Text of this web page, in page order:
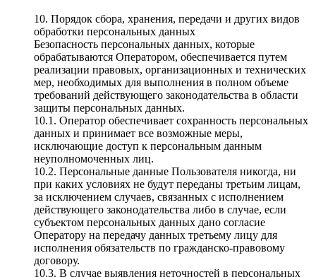
10. Порядок сбора, хранения, передачи и других видов
обработки персональных данных
Безопасность персональных данных, которые
обрабатываются Оператором, обеспечивается путем
реализации правовых, организационных и технических
мер, необходимых для выполнения в полном объеме
требований действующего законодательства в области
защиты персональных данных.
10.1. Оператор обеспечивает сохранность персональных
данных и принимает все возможные меры,
исключающие доступ к персональным данным
неуполномоченных лиц.
10.2. Персональные данные Пользователя никогда, ни
при каких условиях не будут переданы третьим лицам,
за исключением случаев, связанных с исполнением
действующего законодательства либо в случае, если
субъектом персональных данных дано согласие
Оператору на передачу данных третьему лицу для
исполнения обязательств по гражданско-правовому
договору.
10.3. В случае выявления неточностей в персональных